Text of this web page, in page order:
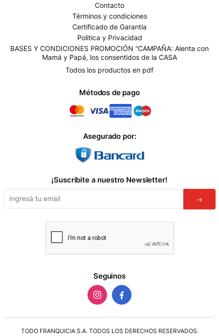
Contacto
Términos y condiciones
Certificado de Garantía
Politica y Privacidad
BASES Y CONDICIONES PROMOCIÓN “CAMPAÑA: Alenta con
Mamá y Papá, los consentidos de la CASA
Todos los productos en pdf
Métodos de pago
Asegurado por:
¡Suscribite a nuestro Newsletter!
Seguinos
TODO FRANQUICIA S.A. TODOS LOS DERECHOS RESERVADOS.